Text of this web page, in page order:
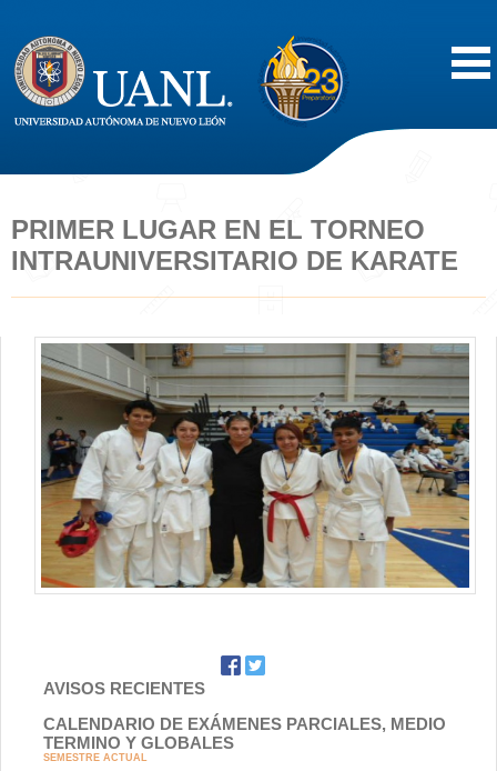
Acerca de
Vida Estudiantil
Servicios
Difusión
Contacto
PRIMER LUGAR EN EL TORNEO
INTRAUNIVERSITARIO DE KARATE
AVISOS RECIENTES
CALENDARIO DE EXÁMENES PARCIALES, MEDIO
TERMINO Y GLOBALES
SEMESTRE ACTUAL